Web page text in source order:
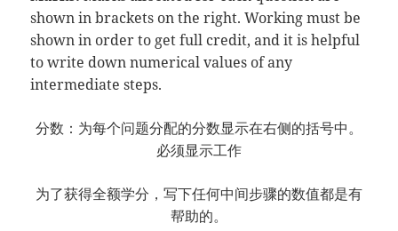
shown in brackets on the right. Working must be
shown in order to get full credit, and it is helpful
to write down numerical values of any
intermediate steps.
分数：为每个问题分配的分数显示在右侧的括号中。
必须显示工作
为了获得全额学分，写下任何中间步骤的数值都是有
帮助的。